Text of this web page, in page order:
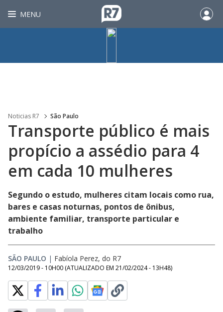
MENU
Noticias R7 São Paulo
Transporte público é mais
propício a assédio para 4
em cada 10 mulheres
Segundo o estudo, mulheres citam locais como rua,
bares e casas noturnas, pontos de ônibus,
ambiente familiar, transporte particular e
trabalho
SÃO PAULO | Fabíola Perez, do R7
12/03/2019 - 10H00 (ATUALIZADO EM 21/02/2024 - 13H48)